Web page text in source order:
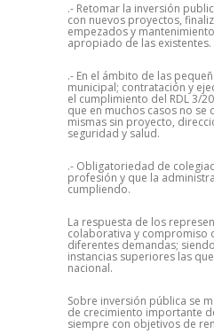
.- Retomar la inversión
con nuevos proyectos,
empezados y
apropiado de las existentes.
.- En el ámbito de las
municipal; contratación y
el cumplimiento del RDL 3/
que en muchos casos no se
mismas sin proyecto,
seguridad y salud.
.- Obligatoriedad de
profesión y que la
cumpliendo.
La respuesta de los
colaborativa y compromiso
diferentes demandas;
instancias superiores las
nacional.
Sobre inversión pública se
de crecimiento importante
siempre con objetivos de